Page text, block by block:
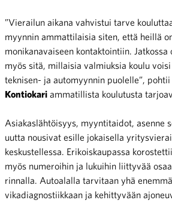
”Vierailun aikana vahvistui tarve
myynnin ammattilaisia siten, että heillä
monikanavaiseen kontaktointiin.
myös sitä, millaisia valmiuksia koulu
teknisen- ja automyynnin puolelle”,
Kontiokari ammatillista koulutusta
Asiakaslähtöisyys, myyntitaidot, asenne
uutta nousivat esille jokaisella
keskustellessa. Erikoiskaupassa
myös numeroihin ja lukuihin liittyvää
rinnalla. Autoalalla tarvitaan yhä
vikadiagnostiikkaan ja kehittyvään